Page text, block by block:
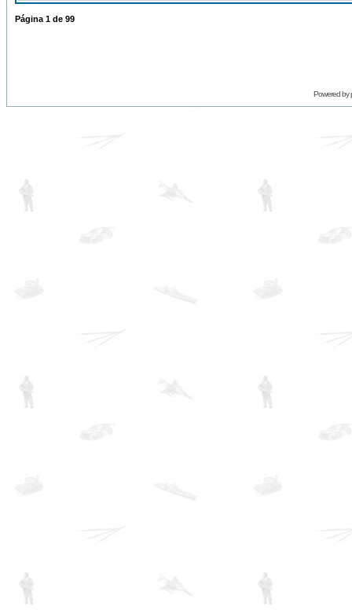
Página 1 de 99
Powered by